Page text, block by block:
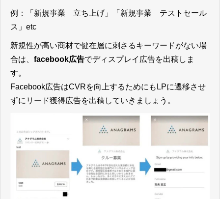
例：「新規事業 立ち上げ」「新規事業 テストセール
ス」etc
新規性が高い商材で健在層に刺さるキーワードがない場
合は、 facebook広告でディスプレイ広告を出稿しま
す。
Facebook広告はCVRを向上するためにもLPに遷移させ
ずにリード獲得広告を出稿していきましょう。